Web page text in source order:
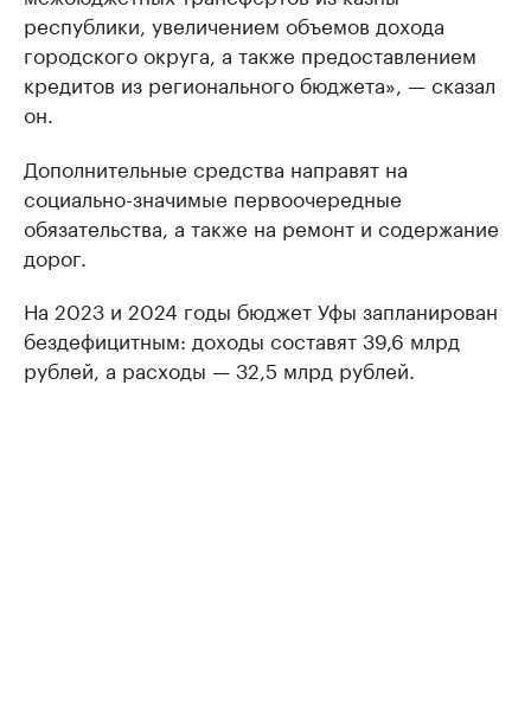
республики, увеличением объемов дохода
городского округа, а также предоставлением
кредитов из регионального бюджета», — сказал
он.
Дополнительные средства направят на
социально-значимые первоочередные
обязательства, а также на ремонт и содержание
дорог.
На 2023 и 2024 годы бюджет Уфы запланирован
бездефицитным: доходы составят 39,6 млрд
рублей, а расходы — 32,5 млрд рублей.